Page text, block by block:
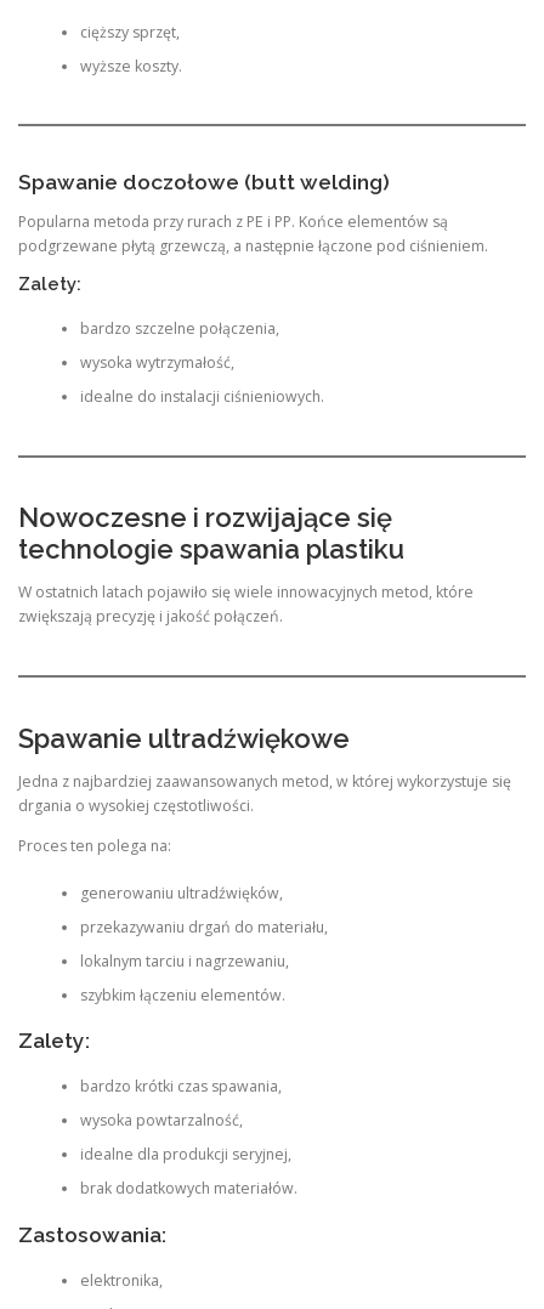
cięższy sprzęt,
wyższe koszty.
Spawanie doczołowe (butt welding)
Popularna metoda przy rurach z PE i PP. Końce elementów są
podgrzewane płytą grzewczą, a następnie łączone pod ciśnieniem.
Zalety:
bardzo szczelne połączenia,
wysoka wytrzymałość,
idealne do instalacji ciśnieniowych.
Nowoczesne i rozwijające się
technologie spawania plastiku
W ostatnich latach pojawiło się wiele innowacyjnych metod, które
zwiększają precyzję i jakość połączeń.
Spawanie ultradźwiękowe
Jedna z najbardziej zaawansowanych metod, w której wykorzystuje się
drgania o wysokiej częstotliwości.
Proces ten polega na:
generowaniu ultradźwięków,
przekazywaniu drgań do materiału,
lokalnym tarciu i nagrzewaniu,
szybkim łączeniu elementów.
Zalety:
bardzo krótki czas spawania,
wysoka powtarzalność,
idealne dla produkcji seryjnej,
brak dodatkowych materiałów.
Zastosowania:
elektronika,